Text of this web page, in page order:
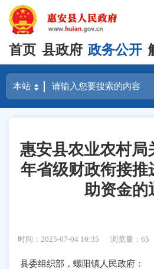
首页 县政府 政务公开
惠安县农业农村局
年省级财政衔接推
助资金的
时间：2025-07-04 16:35 浏览量：65
县委组织部，螺阳镇人民政府：